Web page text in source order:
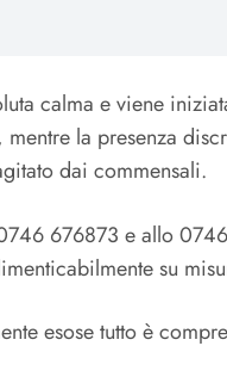
calma e viene
la presenza
dai commensali.
676873 e allo
su
esose tutto è